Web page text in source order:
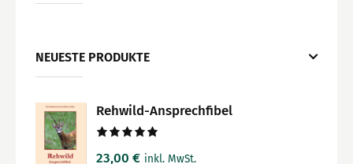
NEUESTE PRODUKTE
Rehwild-Ansprechfibel
mit5.00
23,00 € inkl. MwSt.